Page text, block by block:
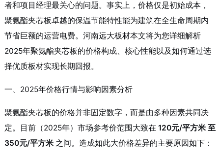
者和项目经理最关心的问题。事实上，价格仅是初始成本，
聚氨酯夹芯板卓越的保温节能特性能为建筑在全生命周期内
节省巨额的运营电费。河南远大板材本文将为您详细解析
2025年聚氨酯夹芯板的价格构成、核心性能以及如何通过选
择优质板材实现长期回报。
一、2025年价格行情与影响因素分析
聚氨酯夹芯板的价格并非固定数字，而是由多种因素共同决
定。目前（2025年）市场参考价范围大致在 120元/平方米 至
350元/平方米之间。造成如此大价格差异的主要原因如下：